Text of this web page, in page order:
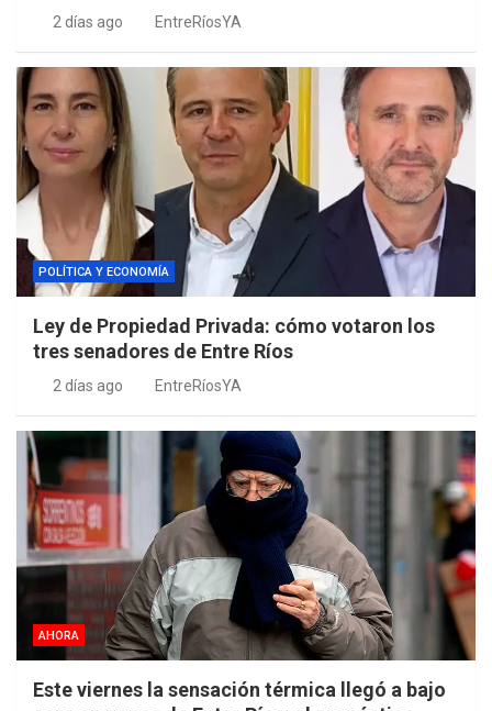
2 días ago EntreRíosYA
POLÍTICA Y ECONOMÍA
Ley de Propiedad Privada: cómo votaron los
tres senadores de Entre Ríos
2 días ago EntreRíosYA
AHORA
Este viernes la sensación térmica llegó a bajo